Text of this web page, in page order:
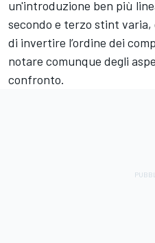
un'introduzione ben più
secondo e terzo stint
di invertire l’ordine dei
notare comunque degli
confronto.